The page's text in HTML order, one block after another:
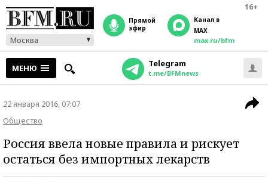
16+
Москва
прямой
эфир
Канал в
MAX
max.ru/bfm
МЕНЮ Telegram
t.me/BFMnews
22 января 2016, 07:07
Общество
Россия ввела новые правила и рискует
остаться без импортных лекарств